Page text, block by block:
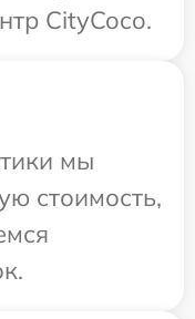
CityCoco.
мы
стоимость,